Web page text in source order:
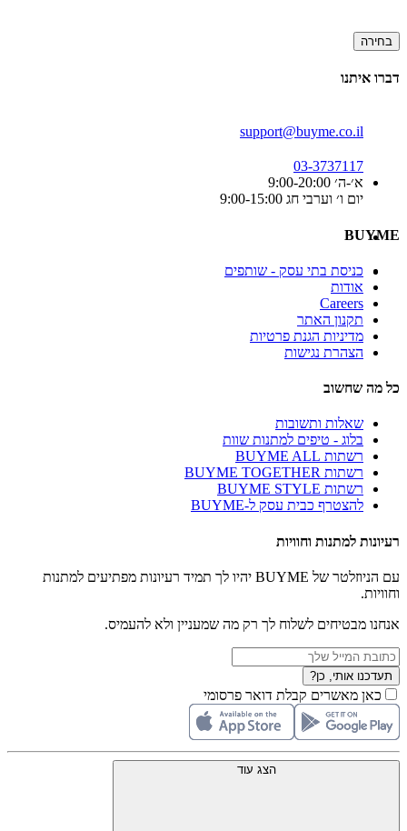
בחירה
דברו איתנו
support@buyme.co.il
03-3737117
א׳-ה׳ 9:00-20:00
יום ו׳ וערבי חג 9:00-15:00
BUYME
כניסת בתי עסק - שותפים
אודות
Careers
תקנון האתר
מדיניות הגנת פרטיות
הצהרת נגישות
כל מה שחשוב
שאלות ותשובות
בלוג - טיפים למתנות שוות
רשתות BUYME ALL
רשתות BUYME TOGETHER
רשתות BUYME STYLE
להצטרף כבית עסק ל-BUYME
רעיונות למתנות וחוויות
עם הניוזלטר של BUYME יהיו לך תמיד רעיונות מפתיעים למתנות
וחוויות.
אנחנו מבטיחים לשלוח לך רק מה שמעניין ולא להעמיס.
תעדכנו אותי, כן?
כאן מאשרים קבלת דואר פרסומי
הצג עוד